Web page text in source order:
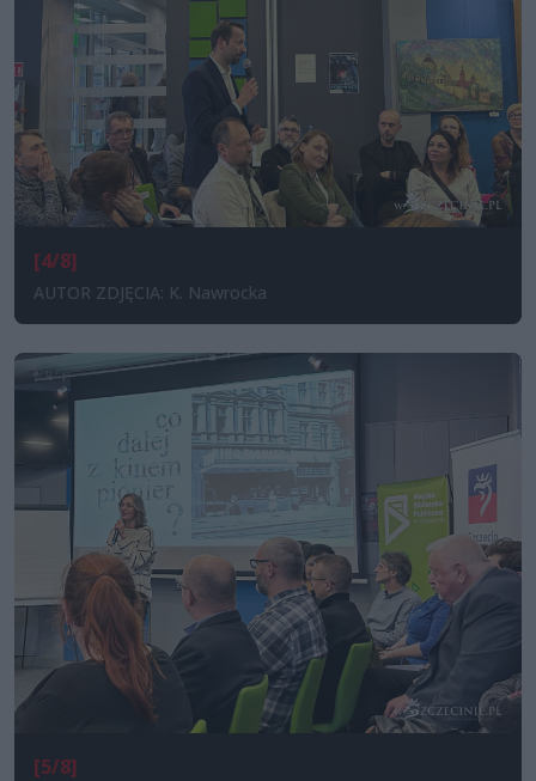
[4/8]
AUTOR ZDJĘCIA: K. Nawrocka
[5/8]